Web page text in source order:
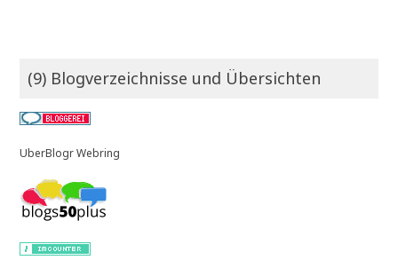
(9) Blogverzeichnisse und Übersichten
UberBlogr Webring